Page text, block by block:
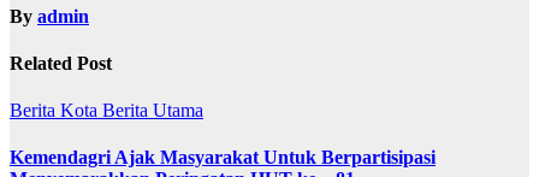
By admin
Related Post
Berita Kota Berita Utama
Kemendagri Ajak Masyarakat Untuk Berpartisipasi